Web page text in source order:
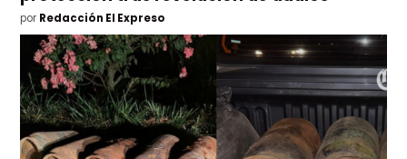
por Redacción El Expreso